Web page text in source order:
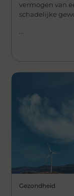
vermogen van
schadelijke
Gezondheid